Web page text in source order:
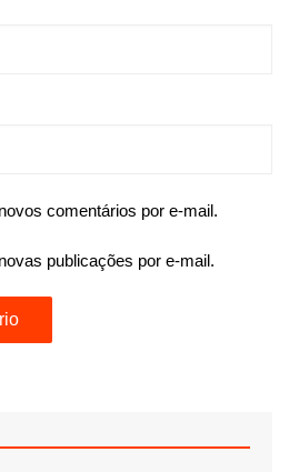
comentários por e-mail.
publicações por e-mail.